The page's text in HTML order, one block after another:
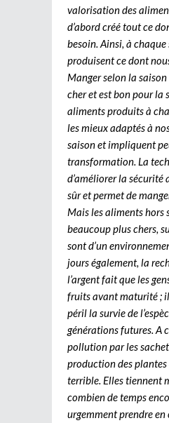
valorisation des
d’abord créé tout ce
besoin. Ainsi, à
produisent ce dont
Manger selon la
cher et est bon pour la
aliments produits à
les mieux adaptés à
saison et impliquent
transformation. La
d’améliorer la
sûr et permet de
Mais les aliments hors
beaucoup plus chers,
sont d’un
jours également, la
l’argent fait que les
fruits avant maturité ;
péril la survie de
générations futures. A
pollution par les
production des
terrible. Elles tiennent
combien de temps
urgemment prendre en